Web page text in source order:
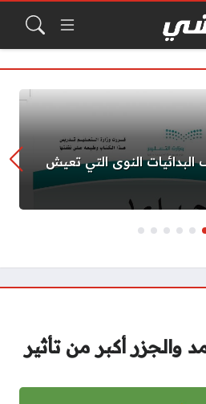
النوى التي تعيش
والجزر أكبر من تأثير